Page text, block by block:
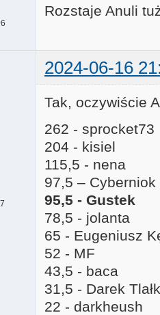
Rozstaje Anuli
2024-06-16
Tak, oczywiście
262 - sprocket73
204 - kisiel
115,5 - nena
97,5 – Cyberniok
95,5 - Gustek
78,5 - jolanta
65 - Eugeniusz
52 - MF
43,5 - baca
31,5 - Darek
22 - darkheush